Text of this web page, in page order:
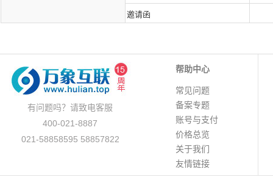
邀请函
有问题吗？请致电客服
400-021-8887
021-58858595 58857822
帮助中心
常见问题
备案专题
账号与支付
价格总览
关于我们
友情链接